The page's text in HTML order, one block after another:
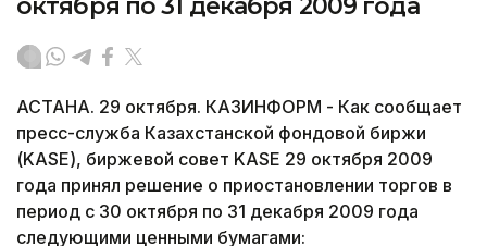
октября по 31 декабря 2009 года
АСТАНА. 29 октября. КАЗИНФОРМ - Как сообщает
пресс-служба Казахстанской фондовой биржи
(KASE), биржевой совет KASE 29 октября 2009
года принял решение о приостановлении торгов в
период с 30 октября по 31 декабря 2009 года
следующими ценными бумагами: